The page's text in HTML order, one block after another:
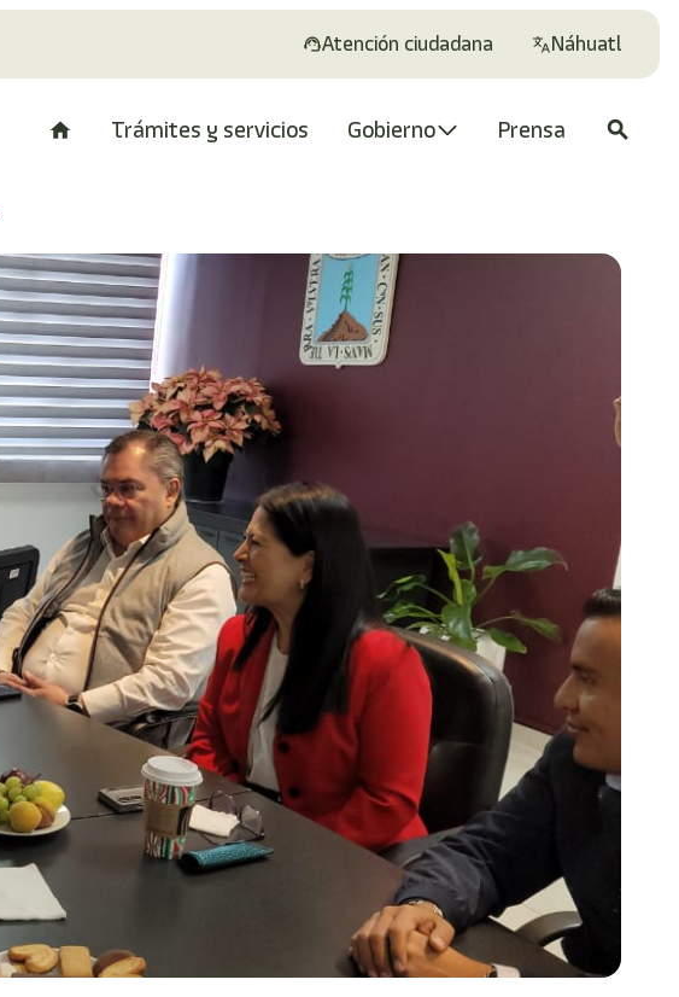
Atención ciudadana Náhuatl
Trámites y servicios Gobierno Prensa search